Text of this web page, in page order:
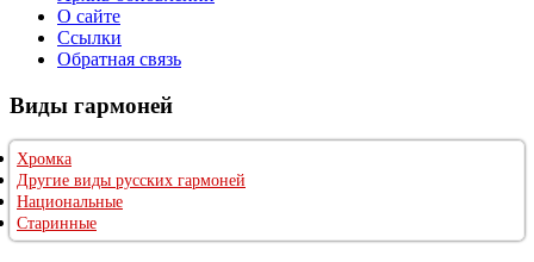
О сайте
Ссылки
Обратная связь
Виды гармоней
Хромка
Другие виды русских гармоней
Национальные
Старинные